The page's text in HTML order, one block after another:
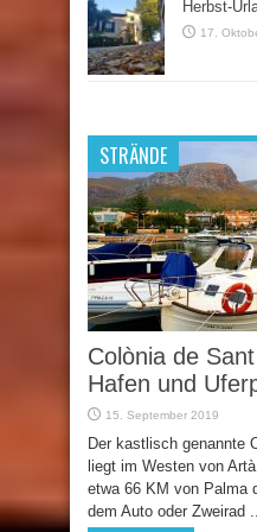
Herbst-
17.
STRÄNDE
Colònia de
Hafen und
15. September 2019
Der kastlisch genannte
liegt im Westen von
etwa 66 KM von Palma
dem Auto oder Zweirad